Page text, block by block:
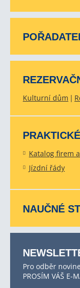
Kulturní dům
Katalog firem
Jízdní řády
NAUČNÉ
Pro odběr
PROSÍM VÁŠ E-